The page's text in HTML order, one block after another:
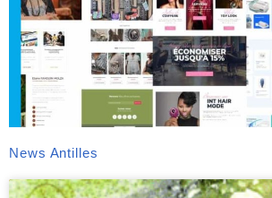
News Antilles